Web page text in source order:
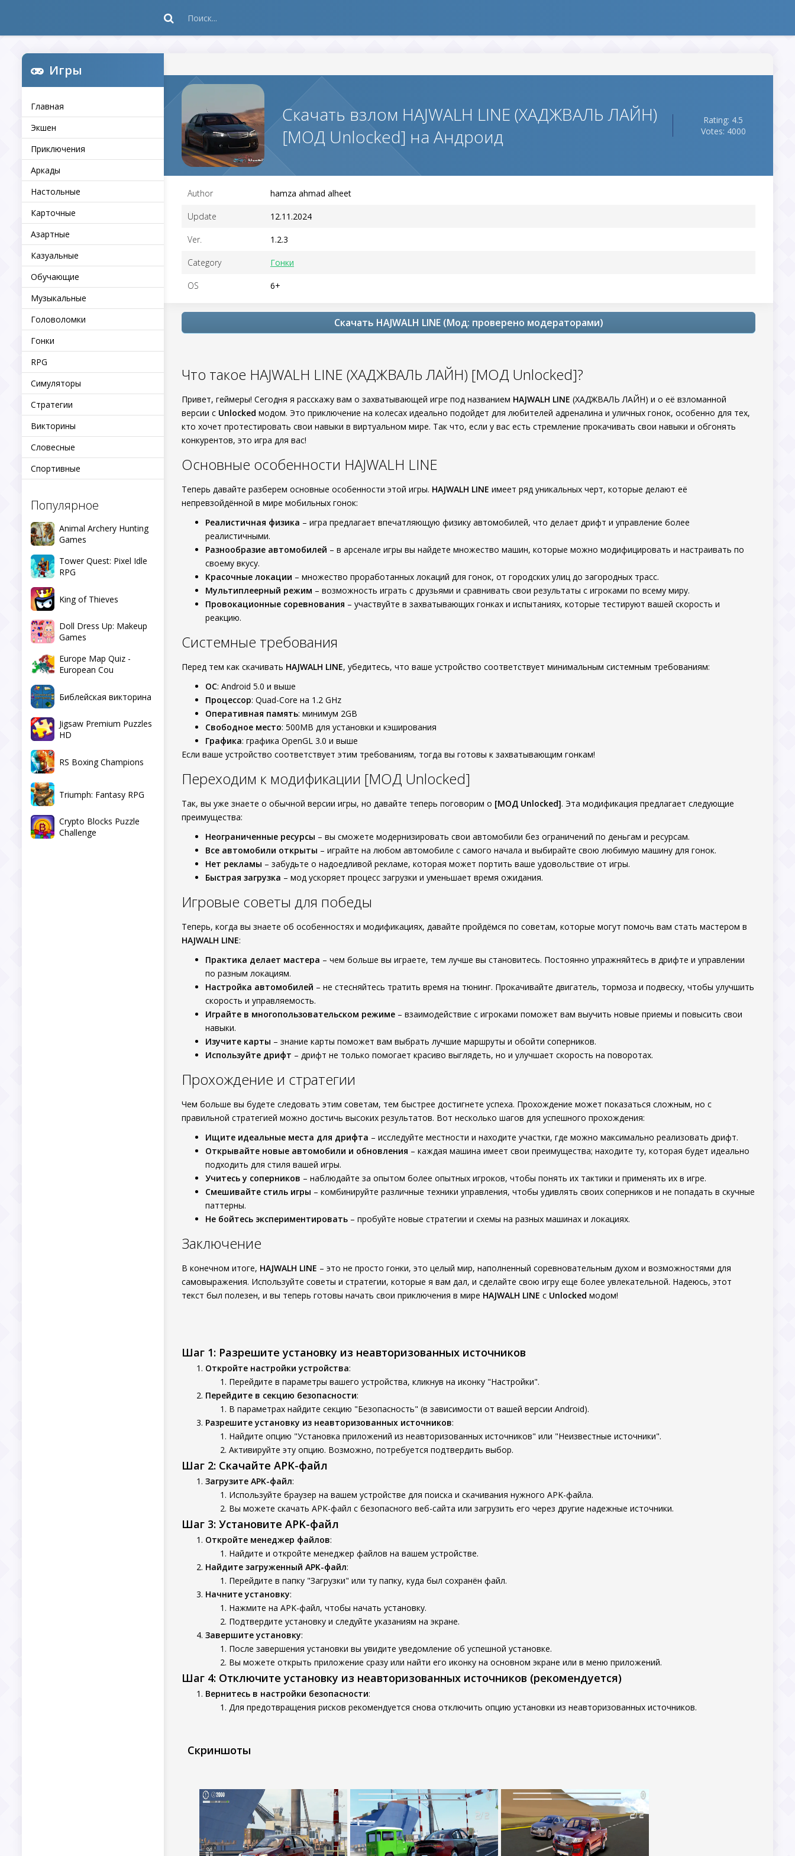
Игры
Главная
Экшен
Приключения
Аркады
Настольные
Карточные
Азартные
Казуальные
Обучающие
Музыкальные
Головоломки
Гонки
RPG
Симуляторы
Стратегии
Викторины
Словесные
Спортивные
Популярное
Animal Archery Hunting
Games
Tower Quest: Pixel Idle
RPG
King of Thieves
Doll Dress Up: Makeup
Games
Europe Map Quiz -
European Cou
Библейская викторина
Jigsaw Premium Puzzles
HD
RS Boxing Champions
Triumph: Fantasy RPG
Crypto Blocks Puzzle
Challenge
Скачать взлом HAJWALH LINE (ХАДЖВАЛЬ ЛАЙН)
[МОД Unlocked] на Андроид
Rating: 4.5
Votes: 4000
Author hamza ahmad alheet
Update 12.11.2024
Ver. 1.2.3
Category Гонки
OS 6+
Скачать HAJWALH LINE (Мод: проверено модераторами)
Что такое HAJWALH LINE (ХАДЖВАЛЬ ЛАЙН) [МОД Unlocked]?
Привет, геймеры! Сегодня я расскажу вам о захватывающей игре под названием HAJWALH LINE (ХАДЖВАЛЬ ЛАЙН) и о её взломанной
версии с Unlocked модом. Это приключение на колесах идеально подойдет для любителей адреналина и уличных гонок, особенно для тех,
кто хочет протестировать свои навыки в виртуальном мире. Так что, если у вас есть стремление прокачивать свои навыки и обгонять
конкурентов, это игра для вас!
Основные особенности HAJWALH LINE
Теперь давайте разберем основные особенности этой игры. HAJWALH LINE имеет ряд уникальных черт, которые делают её
непревзойдённой в мире мобильных гонок:
Реалистичная физика – игра предлагает впечатляющую физику автомобилей, что делает дрифт и управление более
реалистичными.
Разнообразие автомобилей – в арсенале игры вы найдете множество машин, которые можно модифицировать и настраивать по
своему вкусу.
Красочные локации – множество проработанных локаций для гонок, от городских улиц до загородных трасс.
Мультиплеерный режим – возможность играть с друзьями и сравнивать свои результаты с игроками по всему миру.
Провокационные соревнования – участвуйте в захватывающих гонках и испытаниях, которые тестируют вашей скорость и
реакцию.
Системные требования
Перед тем как скачивать HAJWALH LINE, убедитесь, что ваше устройство соответствует минимальным системным требованиям:
ОС: Android 5.0 и выше
Процессор: Quad-Core на 1.2 GHz
Оперативная память: минимум 2GB
Свободное место: 500MB для установки и кэширования
Графика: графика OpenGL 3.0 и выше
Если ваше устройство соответствует этим требованиям, тогда вы готовы к захватывающим гонкам!
Переходим к модификации [МОД Unlocked]
Так, вы уже знаете о обычной версии игры, но давайте теперь поговорим о [МОД Unlocked]. Эта модификация предлагает следующие
преимущества:
Неограниченные ресурсы – вы сможете модернизировать свои автомобили без ограничений по деньгам и ресурсам.
Все автомобили открыты – играйте на любом автомобиле с самого начала и выбирайте свою любимую машину для гонок.
Нет рекламы – забудьте о надоедливой рекламе, которая может портить ваше удовольствие от игры.
Быстрая загрузка – мод ускоряет процесс загрузки и уменьшает время ожидания.
Игровые советы для победы
Теперь, когда вы знаете об особенностях и модификациях, давайте пройдёмся по советам, которые могут помочь вам стать мастером в
HAJWALH LINE:
Практика делает мастера – чем больше вы играете, тем лучше вы становитесь. Постоянно упражняйтесь в дрифте и управлении
по разным локациям.
Настройка автомобилей – не стесняйтесь тратить время на тюнинг. Прокачивайте двигатель, тормоза и подвеску, чтобы улучшить
скорость и управляемость.
Играйте в многопользовательском режиме – взаимодействие с игроками поможет вам выучить новые приемы и повысить свои
навыки.
Изучите карты – знание карты поможет вам выбрать лучшие маршруты и обойти соперников.
Используйте дрифт – дрифт не только помогает красиво выглядеть, но и улучшает скорость на поворотах.
Прохождение и стратегии
Чем больше вы будете следовать этим советам, тем быстрее достигнете успеха. Прохождение может показаться сложным, но с
правильной стратегией можно достичь высоких результатов. Вот несколько шагов для успешного прохождения:
Ищите идеальные места для дрифта – исследуйте местности и находите участки, где можно максимально реализовать дрифт.
Открывайте новые автомобили и обновления – каждая машина имеет свои преимущества; находите ту, которая будет идеально
подходить для стиля вашей игры.
Учитесь у соперников – наблюдайте за опытом более опытных игроков, чтобы понять их тактики и применять их в игре.
Смешивайте стиль игры – комбинируйте различные техники управления, чтобы удивлять своих соперников и не попадать в скучные
паттерны.
Не бойтесь экспериментировать – пробуйте новые стратегии и схемы на разных машинах и локациях.
Заключение
В конечном итоге, HAJWALH LINE – это не просто гонки, это целый мир, наполненный соревновательным духом и возможностями для
самовыражения. Используйте советы и стратегии, которые я вам дал, и сделайте свою игру еще более увлекательной. Надеюсь, этот
текст был полезен, и вы теперь готовы начать свои приключения в мире HAJWALH LINE с Unlocked модом!
Шаг 1: Разрешите установку из неавторизованных источников
Откройте настройки устройства:
Перейдите в параметры вашего устройства, кликнув на иконку "Настройки".
Перейдите в секцию безопасности:
В параметрах найдите секцию "Безопасность" (в зависимости от вашей версии Android).
Разрешите установку из неавторизованных источников:
Найдите опцию "Установка приложений из неавторизованных источников" или "Неизвестные источники".
Активируйте эту опцию. Возможно, потребуется подтвердить выбор.
Шаг 2: Скачайте APK-файл
Загрузите APK-файл:
Используйте браузер на вашем устройстве для поиска и скачивания нужного APK-файла.
Вы можете скачать APK-файл с безопасного веб-сайта или загрузить его через другие надежные источники.
Шаг 3: Установите APK-файл
Откройте менеджер файлов:
Найдите и откройте менеджер файлов на вашем устройстве.
Найдите загруженный APK-файл:
Перейдите в папку "Загрузки" или ту папку, куда был сохранён файл.
Начните установку:
Нажмите на APK-файл, чтобы начать установку.
Подтвердите установку и следуйте указаниям на экране.
Завершите установку:
После завершения установки вы увидите уведомление об успешной установке.
Вы можете открыть приложение сразу или найти его иконку на основном экране или в меню приложений.
Шаг 4: Отключите установку из неавторизованных источников (рекомендуется)
Вернитесь в настройки безопасности:
Для предотвращения рисков рекомендуется снова отключить опцию установки из неавторизованных источников.
Скриншоты